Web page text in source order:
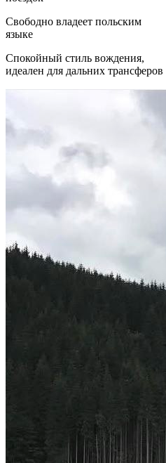
Свободно владеет польским
языке
Спокойный стиль вождения,
идеален для дальних трансферов